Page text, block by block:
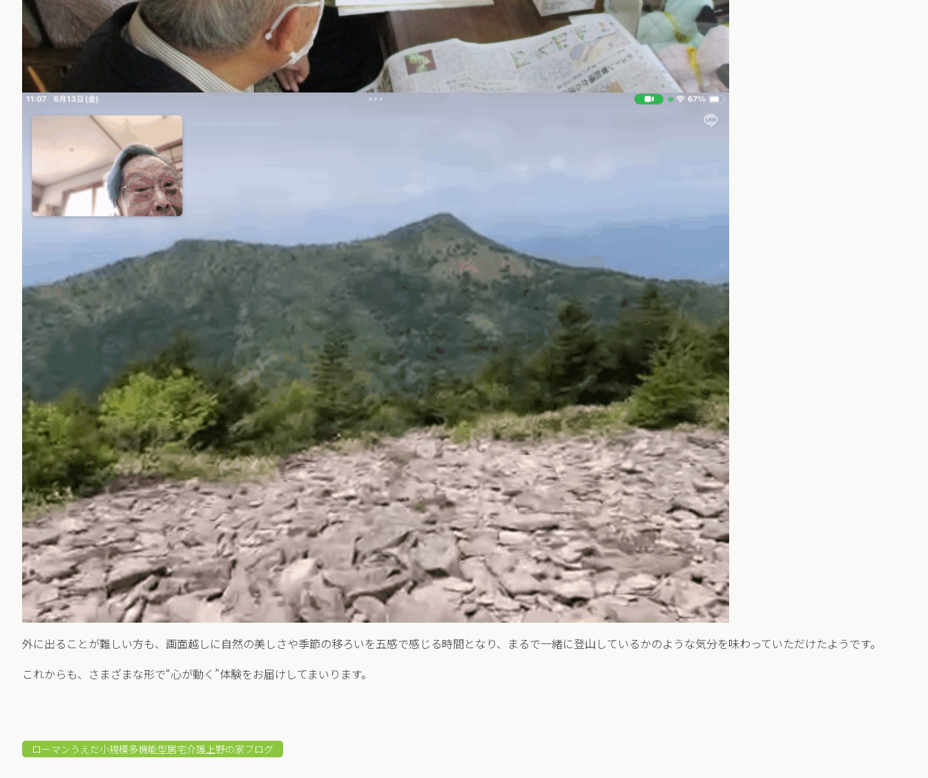
外に出ることが難しい方も、画面越しに自然の美しさや季節の移ろいを五感で感じる時間となり、まるで一緒に登山しているかのような気分を味わっていただけたようです。
これからも、さまざまな形で“心が動く”体験をお届けしてまいります。
ローマンうえだ小規模多機能型居宅介護上野の家ブログ